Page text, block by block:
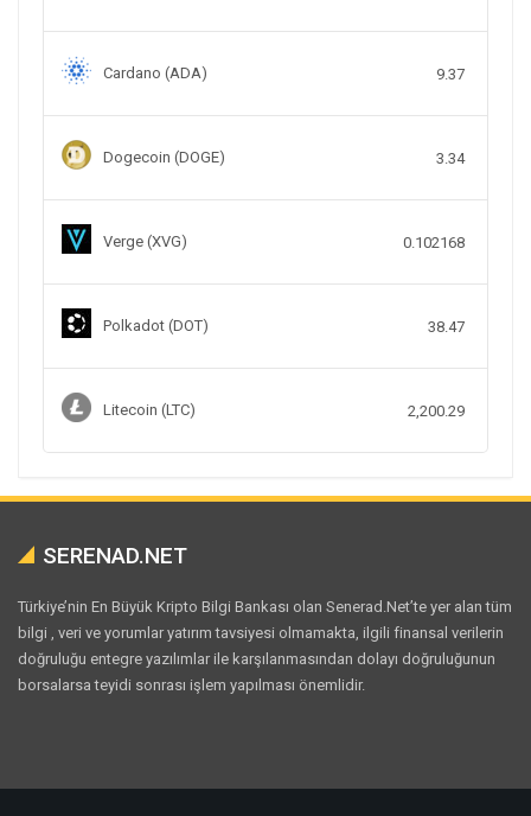
Cardano (ADA) 9.37
Dogecoin (DOGE) 3.34
Verge (XVG) 0.102168
Polkadot (DOT) 38.47
Litecoin (LTC) 2,200.29
SERENAD.NET
Türkiye’nin En Büyük Kripto Bilgi Bankası olan Senerad.Net’te yer alan tüm
bilgi , veri ve yorumlar yatırım tavsiyesi olmamakta, ilgili finansal verilerin
doğruluğu entegre yazılımlar ile karşılanmasından dolayı doğruluğunun
borsalarsa teyidi sonrası işlem yapılması önemlidir.